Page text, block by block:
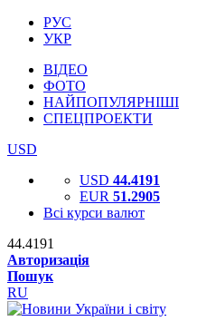
РУС
УКР
ВІДЕО
ФОТО
НАЙПОПУЛЯРНІШІ
СПЕЦПРОЕКТИ
USD
USD 44.4191
EUR 51.2905
Всі курси валют
44.4191
Авторизація
Пошук
RU